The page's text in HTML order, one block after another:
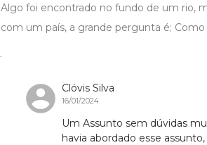
Algo foi encontrado no fundo de um rio,
com um país, a grande pergunta é;
Clóvis Silva
16/01/2024
Um Assunto sem dúvidas
havia abordado esse assunto,